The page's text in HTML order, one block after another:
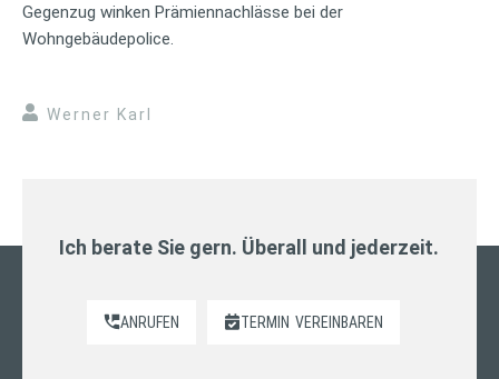
Gegenzug winken Prämiennachlässe bei der
Wohngebäudepolice.
Werner Karl
Ich berate Sie gern. Überall und jederzeit.
ANRUFEN TERMIN VEREINBAREN